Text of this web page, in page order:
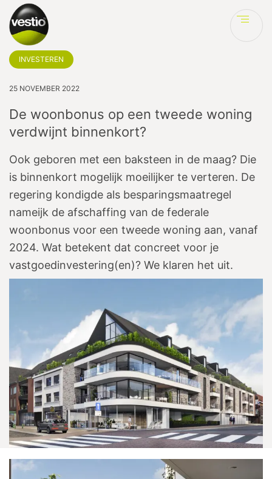
INVESTEREN
25 NOVEMBER 2022
De woonbonus op een tweede woning
verdwijnt binnenkort?
Ook geboren met een baksteen in de maag? Die
is binnenkort mogelijk moeilijker te verteren. De
regering kondigde als besparingsmaatregel
nameijk de afschaffing van de federale
woonbonus voor een tweede woning aan, vanaf
2024. Wat betekent dat concreet voor je
vastgoedinvestering(en)? We klaren het uit.